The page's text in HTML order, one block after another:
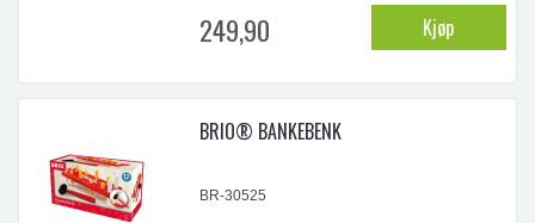
sving, lang sving , kort langside, lang
langside og rette skinner for
249,90 Kjøp
BRIO® BANKEBENK
BR-30525